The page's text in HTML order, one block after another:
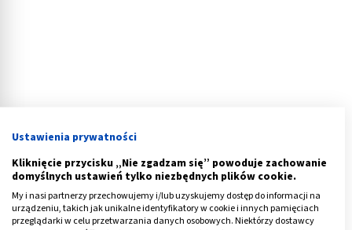
Ustawienia prywatności
Kliknięcie przycisku „Nie zgadzam się” powoduje zachowanie
domyślnych ustawień tylko niezbędnych plików cookie.
My i nasi partnerzy przechowujemy i/lub uzyskujemy dostęp do informacji na
urządzeniu, takich jak unikalne identyfikatory w cookie i innych pamięciach
przeglądarki w celu przetwarzania danych osobowych. Niektórzy dostawcy